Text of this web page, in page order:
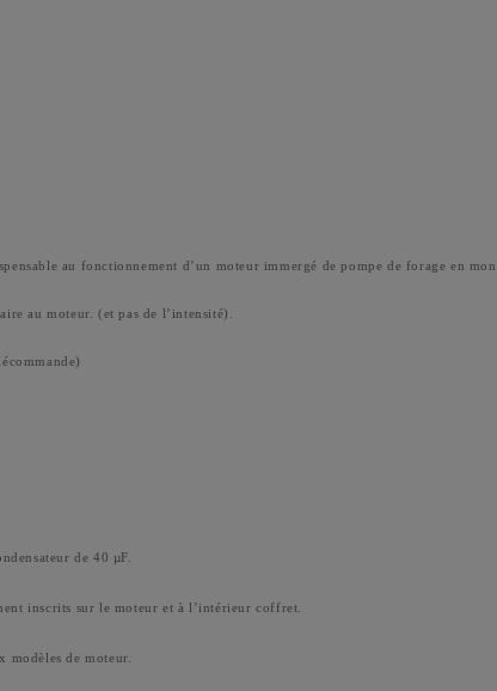
au fonctionnement d’un moteur immergé de pompe de forage en
au moteur. (et pas de l’intensité).
de 40 µF.
inscrits sur le moteur et à l’intérieur coffret.
modèles de moteur.